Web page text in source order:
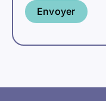
Envoyer